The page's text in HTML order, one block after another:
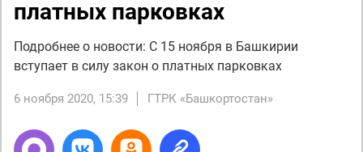
платных парковках
Подробнее о новости: С 15 ноября в Башкирии
вступает в силу закон о платных парковках
6 ноября 2020, 15:39 ГТРК «Башкортостан»